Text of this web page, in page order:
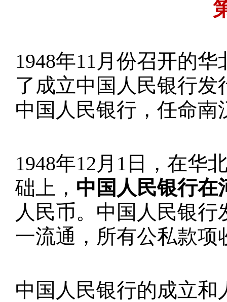
1948年11月份召开的
了成立中国人民银行
中国人民银行，任命南
1948年12月1日，在华
础上， 中国人民银行在
人民币。中国人民银
一流通，所有公私款
中国人民银行的成立